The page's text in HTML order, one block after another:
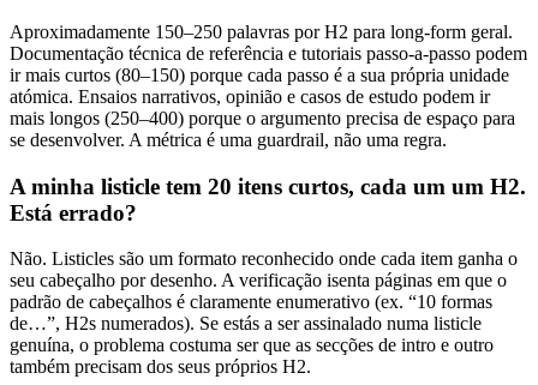
Aproximadamente 150–250 palavras por H2 para long-form geral.
Documentação técnica de referência e tutoriais passo-a-passo podem
ir mais curtos (80–150) porque cada passo é a sua própria unidade
atómica. Ensaios narrativos, opinião e casos de estudo podem ir
mais longos (250–400) porque o argumento precisa de espaço para
se desenvolver. A métrica é uma guardrail, não uma regra.
A minha listicle tem 20 itens curtos, cada um um H2.
Está errado?
Não. Listicles são um formato reconhecido onde cada item ganha o
seu cabeçalho por desenho. A verificação isenta páginas em que o
padrão de cabeçalhos é claramente enumerativo (ex. “10 formas
de…”, H2s numerados). Se estás a ser assinalado numa listicle
genuína, o problema costuma ser que as secções de intro e outro
também precisam dos seus próprios H2.